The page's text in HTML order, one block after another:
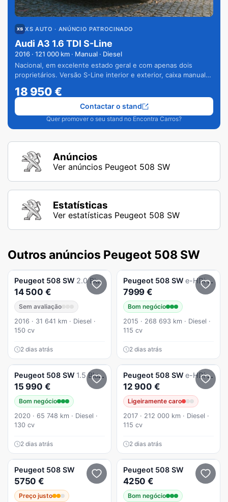
XS AUTO · ANÚNCIO PATROCINADO
Audi A3 1.6 TDI S-Line
2016 · 121 000 km · Manual · Diesel
Nacional, em excelente estado geral e com apenas dois
proprietários. Versão S-Line interior e exterior, caixa manual
18 950€
Quer promover o seu stand no Encontra Carros?
Contactar o stand
Anúncios
Ver anúncios Peugeot 508 SW
Estatísticas
Ver estatísticas Peugeot 508 SW
Outros anúncios Peugeot 508 SW
Peugeot 508 SW 2.0 BlueHDi GT Line
14 500 €
Sem avaliação
2016 · 31 641 km · Diesel ·
150 cv
2 dias atrás
Peugeot 508 SW e-HDi 115 Stop&Start Access
7999 €
Bom negócio
2015 · 268 693 km · Diesel ·
115 cv
2 dias atrás
Peugeot 508 SW 1.5 BlueHDi Business Line
15 990 €
Bom negócio
2020 · 65 748 km · Diesel ·
130 cv
2 dias atrás
Peugeot 508 SW e-HDi 115 ETG6 Stop&Start Business-Line
12 900 €
Ligeiramente caro
2017 · 212 000 km · Diesel ·
115 cv
2 dias atrás
Peugeot 508 SW
5750 €
Preço justo
Peugeot 508 SW
4250 €
Bom negócio